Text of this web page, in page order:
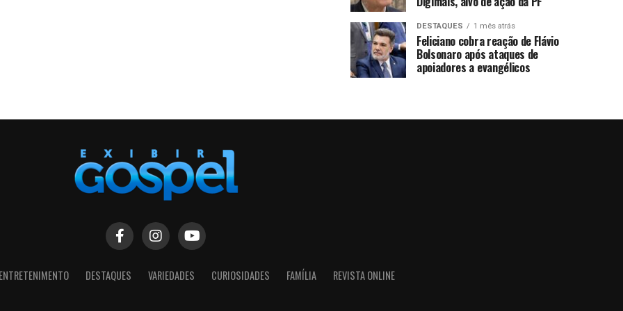
DESTAQUES 1 mês atrás
Feliciano cobra reação de Flávio
Bolsonaro após ataques de
apoiadores a evangélicos
ENTRETENIMENTO DESTAQUES VARIEDADES CURIOSIDADES FAMÍLIA REVISTA ONLINE